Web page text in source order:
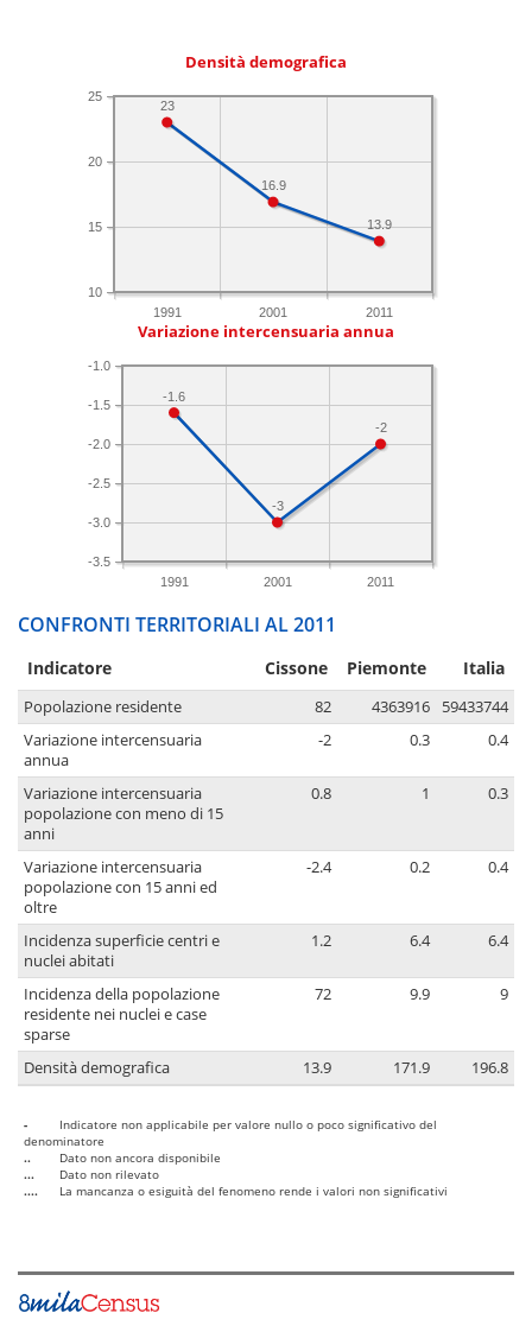
Densità demografica
1991 2001 2011
10
15
20
25
13.9
16.9
23
Variazione intercensuaria annua
1991 2001 2011
-3.5
-3.0
-2.5
-2.0
-1.5
-1.0
-2
-3
-1.6
CONFRONTI TERRITORIALI AL 2011
Indicatore Cissone Piemonte Italia
Popolazione residente 82 4363916
59433744
Variazione intercensuaria
annua
-2 0.3 0.4
Variazione intercensuaria
popolazione con meno di 15
anni
0.8 1 0.3
Variazione intercensuaria
popolazione con 15 anni ed
oltre
-2.4 0.2 0.4
Incidenza superficie centri e
nuclei abitati
1.2 6.4 6.4
Incidenza della popolazione
residente nei nuclei e case
sparse
72 9.9 9
Densità demografica 13.9 171.9 196.8
-
Indicatore non applicabile per valore nullo o poco significativo del
denominatore
..
Dato non ancora disponibile
...
Dato non rilevato
....
La mancanza o esiguità del fenomeno rende i valori non significativi